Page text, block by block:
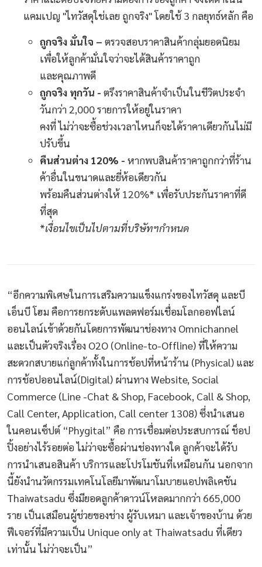
แคมเปญ "ไทวัสดุใช่เลย ถูกจริง" โดยใช้ 3 กลยุทธ์หลัก คือ
ถูกจริง มั่นใจ – ตรวจสอบราคาสินค้ากลุ่มยอดนิยม
เพื่อให้ลูกค้ามั่นใจว่าจะได้สินค้าราคาถูก
และคุณภาพดี
ถูกจริง ทุกวัน - ตรึงราคาสินค้าจำเป็นในชีวิตประจำ
วันกว่า 2,000 รายการให้อยู่ในราคา
คงที่ ไม่ว่าจะซื้อช่วงเวลาไหนก็จะได้ราคาเดียวกันไม่มี
ปรับขึ้น
คืนส่วนต่าง 120% - หากพบสินค้าราคาถูกกว่าที่ร้าน
ค้าอื่นในขนาดและยี่ห้อเดียวกัน
พร้อมคืนส่วนต่างให้ 120%* เพื่อรับประกันราคาที่ดี
ที่สุด
*เงื่อนไขเป็นไปตามที่บริษัทฯกำหนด
“อีกความพิเศษในการเสริมความแข็งแกร่งของไทวัสดุ และบี
เอ็นบี โฮม คือการยกระดับแพลตฟอร์มเชื่อมโลกออฟไลน์
ออนไลน์เข้าด้วยกันโดยการพัฒนาช่องทาง Omnichannel
และเป็นตัวจริงเรื่อง O2O (Online-to-Offline) ที่ให้ความ
สะดวกสบายแก่ลูกค้าทั้งในการช้อปที่หน้าร้าน (Physical) และ
การช้อปออนไลน์(Digital) ผ่านทาง Website, Social
Commerce (Line -Chat & Shop, Facebook, Call & Shop,
Call Center, Application, Call center 1308) ซึ่งนำเสนอ
ในคอนเซ็ปต์ “Phygital” คือ การเชื่อมต่อประสบการณ์ ช็อป
ปิ้งอย่างไร้รอยต่อ ไม่ว่าจะซื้อผ่านช่องทางใด ลูกค้าจะได้รับ
การนำเสนอสินค้า บริการและโปรโมชันที่เหมือนกัน นอกจาก
นี้ยังนำนวัตกรรมเทคโนโลยีมาพัฒนาโมบายแอปพลิเคชัน
Thaiwatsadu ซึ่งมียอดลูกค้าดาวน์โหลดมากกว่า 665,000
ราย เป็นเสมือนผู้ช่วยของช่าง ผู้รับเหมา และเจ้าของบ้าน ด้วย
ฟีเจอร์ที่มีความเป็น Unique only at Thaiwatsadu ที่เดียว
เท่านั้น ไม่ว่าจะเป็น”